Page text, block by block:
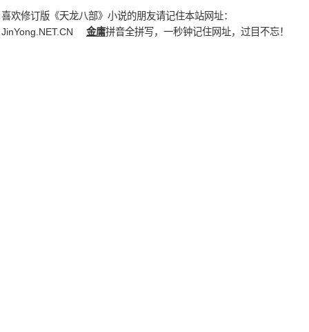
喜欢修订版《天龙八部》小说的朋友请记住本站网址：
JinYong.NET.CN
金庸拼音全拼写，一秒钟记住网址，过目不忘！